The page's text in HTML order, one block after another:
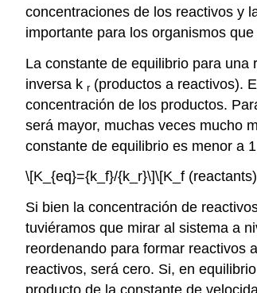
concentraciones de los reactivos y
importante para los organismos
La constante de equilibrio para
inversa k r(productos a reactivos).
concentración de los productos.
será mayor, muchas veces mucho
constante de equilibrio es menor a
\[K_{eq}={k_f}/{k_r}\]\[K_f
Si bien la concentración de
tuviéramos que mirar al sistema a
reordenando para formar reactivos
reactivos, será cero. Si, en